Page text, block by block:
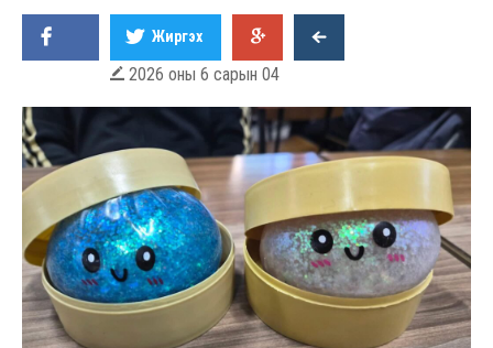
Жиргэх
 2026 оны 6 сарын 04